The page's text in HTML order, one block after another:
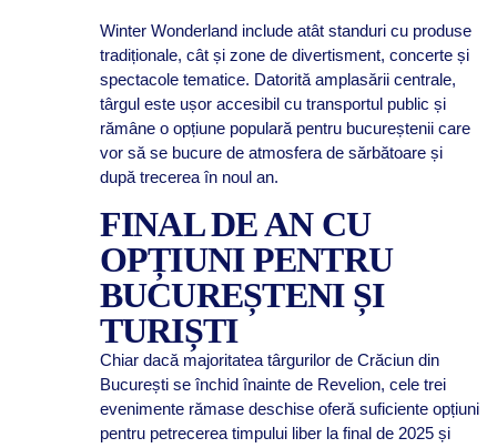
Winter Wonderland include atât standuri cu produse
tradiționale, cât și zone de divertisment, concerte și
spectacole tematice. Datorită amplasării centrale,
târgul este ușor accesibil cu transportul public și
rămâne o opțiune populară pentru bucureștenii care
vor să se bucure de atmosfera de sărbătoare și
după trecerea în noul an.
FINAL DE AN CU
OPȚIUNI PENTRU
BUCUREȘTENI ȘI
TURIȘTI
Chiar dacă majoritatea târgurilor de Crăciun din
București se închid înainte de Revelion, cele trei
evenimente rămase deschise oferă suficiente opțiuni
pentru petrecerea timpului liber la final de 2025 și